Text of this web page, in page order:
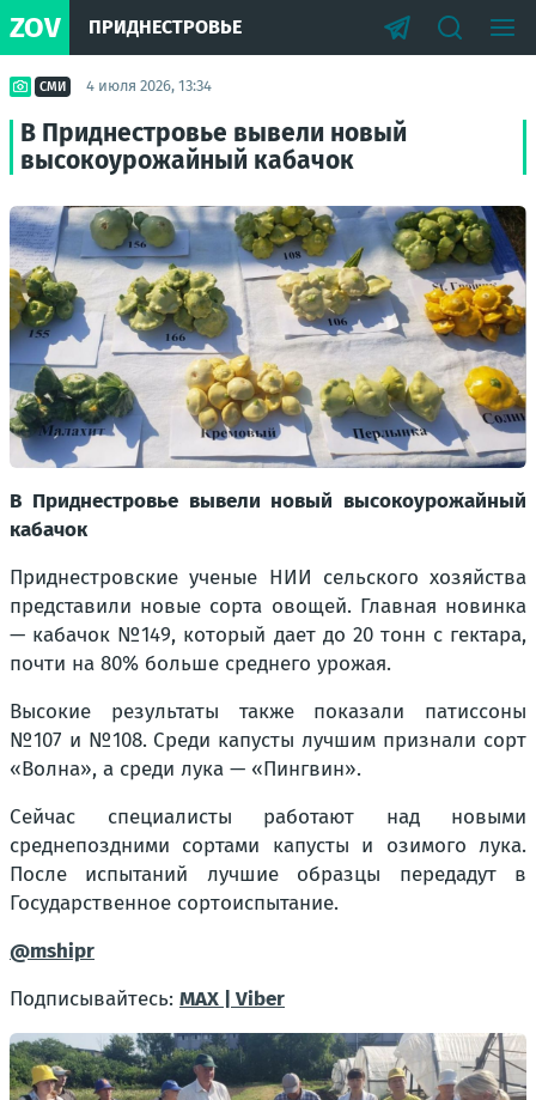
ZOV ПРИДНЕСТРОВЬЕ
СМИ 4 июля 2026, 13:34
В Приднестровье вывели новый
высокоурожайный кабачок
В Приднестровье вывели новый высокоурожайный
кабачок
Приднестровские ученые НИИ сельского хозяйства
представили новые сорта овощей. Главная новинка
— кабачок №149, который дает до 20 тонн с гектара,
почти на 80% больше среднего урожая.
Высокие результаты также показали патиссоны
№107 и №108. Среди капусты лучшим признали сорт
«Волна», а среди лука — «Пингвин».
Сейчас специалисты работают над новыми
среднепоздними сортами капусты и озимого лука.
После испытаний лучшие образцы передадут в
Государственное сортоиспытание.
@mshipr
Подписывайтесь: MAX | Viber